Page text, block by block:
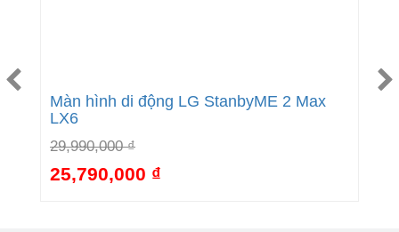
Màn hình di động LG StanbyME 2 Max
LX6
29,990,000 ₫
25,790,000 ₫